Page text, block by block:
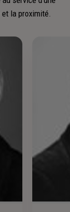
la proximité.